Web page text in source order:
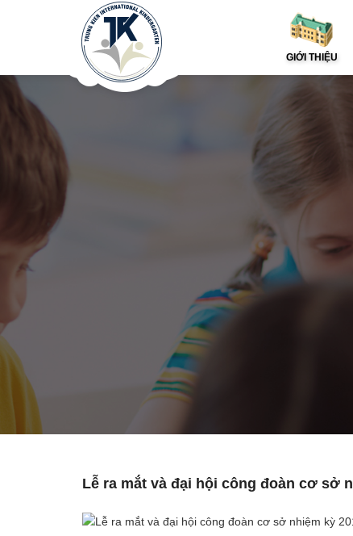
GIỚI THIỆU
Lễ ra mắt và đại hội công đoàn cơ sở